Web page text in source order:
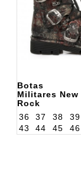
Botas
Militares New
Rock
ALK1473S42
36 37 38 39
43
44 45 46